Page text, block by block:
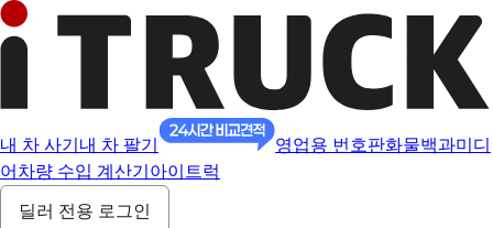
내 차 사기 내 차 팔기 영업용 번호판화물백과미디
어 차량 수입 계산기 아이트럭
딜러 전용 로그인